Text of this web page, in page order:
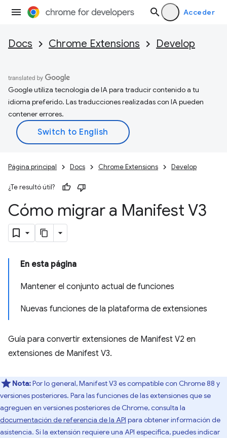
Acceder
Docs Chrome Extensions Develop
Google utiliza tecnología de IA para traducir contenido a tu
idioma preferido. Las traducciones realizadas con IA pueden
contener errores.
Página principal Docs Chrome Extensions Develop
¿Te resultó útil?
Cómo migrar a Manifest V3
En esta página
Mantener el conjunto actual de funciones
Nuevas funciones de la plataforma de extensiones
Guía para convertir extensiones de Manifest V2 en
extensiones de Manifest V3.
Nota:Por lo general, Manifest V3 es compatible con Chrome 88 y
versiones posteriores. Para las funciones de las extensiones que se
agreguen en versiones posteriores de Chrome, consulta la
documentación de referencia de la API para obtener información de
asistencia. Si la extensión requiere una API específica, puedes indicar